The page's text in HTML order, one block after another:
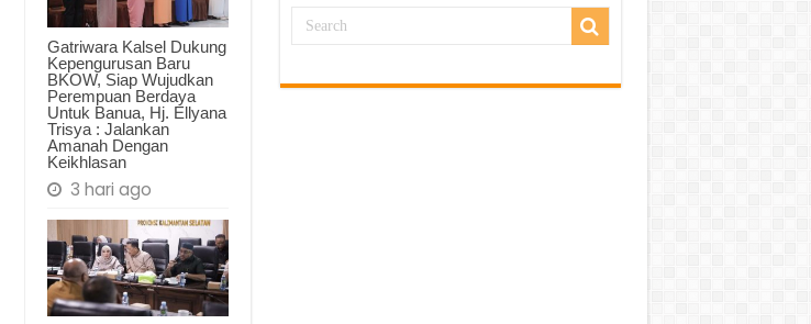
Gatriwara Kalsel Dukung
Kepengurusan Baru
BKOW, Siap Wujudkan
Perempuan Berdaya
Untuk Banua, Hj. Ellyana
Trisya : Jalankan
Amanah Dengan
Keikhlasan
3 hari ago